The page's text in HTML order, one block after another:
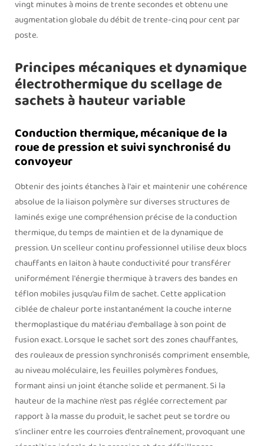
vingt minutes à moins de trente secondes et obtenu une
augmentation globale du débit de trente-cinq pour cent par
poste.
Principes mécaniques et dynamique
électrothermique du scellage de
sachets à hauteur variable
Conduction thermique, mécanique de la
roue de pression et suivi synchronisé du
convoyeur
Obtenir des joints étanches à l'air et maintenir une cohérence
absolue de la liaison polymère sur diverses structures de
laminés exige une compréhension précise de la conduction
thermique, du temps de maintien et de la dynamique de
pression. Un scelleur continu professionnel utilise deux blocs
chauffants en laiton à haute conductivité pour transférer
uniformément l'énergie thermique à travers des bandes en
téflon mobiles jusqu’au film de sachet. Cette application
ciblée de chaleur porte instantanément la couche interne
thermoplastique du matériau d'emballage à son point de
fusion exact. Lorsque le sachet sort des zones chauffantes,
des rouleaux de pression synchronisés compriment ensemble,
au niveau moléculaire, les feuilles polymères fondues,
formant ainsi un joint étanche solide et permanent. Si la
hauteur de la machine n’est pas réglée correctement par
rapport à la masse du produit, le sachet peut se tordre ou
s’incliner entre les courroies d’entraînement, provoquant une